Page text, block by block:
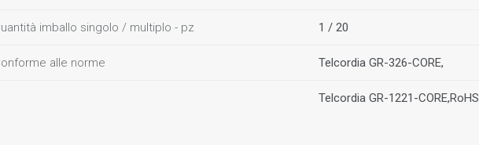
imballo singolo / multiplo - pz 1 / 20
alle norme Telcordia GR-326-CORE,
Telcordia GR-1221-CORE,RoHS